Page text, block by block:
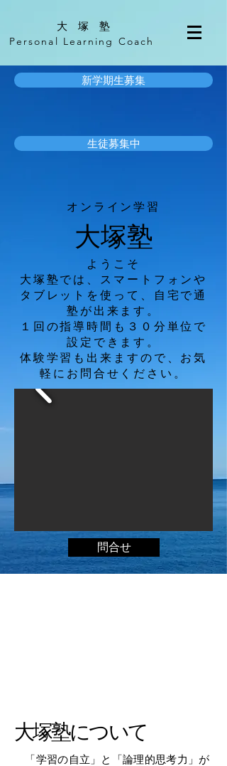
​大 塚 塾
Personal Learning Coach
新学期生募集
生徒募集中
オンライン学習
大塚塾
ようこそ
大塚塾では、スマートフォンや
タブレットを使って、自宅で通
塾が出来ます。
​１回の指導時間も３０分単位で
設定できます。
​体験学習も出来ますので、お気
軽にお問合せください。
問合せ
​大塚塾について
「学習の自立」と「論理的思考力」が